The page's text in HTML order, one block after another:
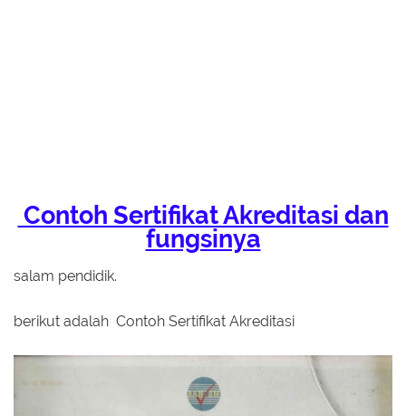
Contoh Sertifikat Akreditasi dan
fungsinya
salam pendidik.
berikut adalah Contoh Sertifikat Akreditasi